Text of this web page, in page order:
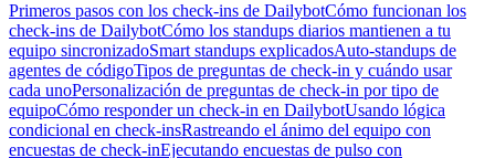
Primeros pasos con los check-ins de DailybotCómo funcionan los
check-ins de DailybotCómo los standups diarios mantienen a tu
equipo sincronizadoSmart standups explicadosAuto-standups de
agentes de códigoTipos de preguntas de check-in y cuándo usar
cada unoPersonalización de preguntas de check-in por tipo de
equipoCómo responder un check-in en DailybotUsando lógica
condicional en check-insRastreando el ánimo del equipo con
encuestas de check-inEjecutando encuestas de pulso con